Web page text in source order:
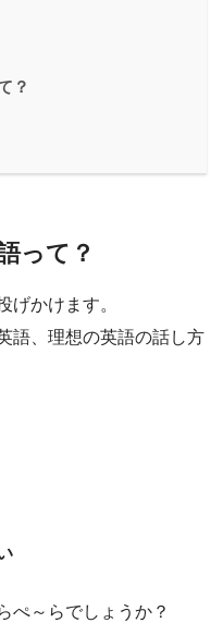
？
って？
げかけます。
語、理想の英語の話し方
ぺ～らでしょうか？